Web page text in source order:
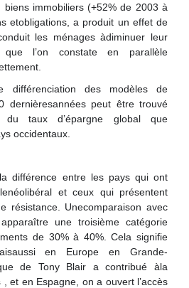
biens immobiliers (+52% de 2003 à
etobligations, a produit un effet de
les ménages àdiminuer leur
que l’on constate en parallèle
différenciation des modèles de
dernièresannées peut être trouvé
du taux d’épargne global que
occidentaux.
différence entre les pays qui ont
et ceux qui présentent
résistance. Unecomparaison avec
une troisième catégorie
de 30% à 40%. Cela signifie
en Europe en Grande-
de Tony Blair a contribué àla
et en Espagne, on a ouvert l’accès